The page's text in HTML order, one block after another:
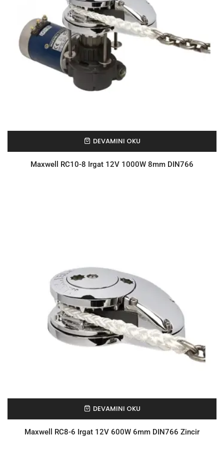
DEVAMINI OKU
Maxwell RC10-8 Irgat 12V 1000W 8mm DIN766
DEVAMINI OKU
Maxwell RC8-6 Irgat 12V 600W 6mm DIN766 Zincir